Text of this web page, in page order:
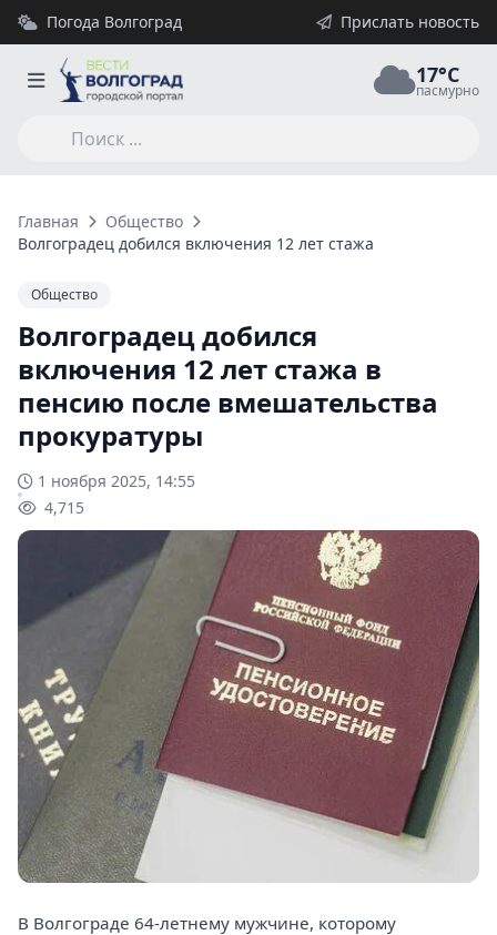
Погода Волгоград Прислать новость
17°C
пасмурно
Главная
Общество
Волгоградец добился включения 12 лет стажа в пенсию
Общество
Волгоградец добился
включения 12 лет стажа в
пенсию после вмешательства
прокуратуры
1 ноября 2025, 14:55
4,715
В Волгограде 64-летнему мужчине, которому